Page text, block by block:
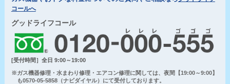
コールへ
グッドライフコール
[受付時間］全日 9:00～19:00
※ガス機器修理・水まわり修理・エアコン修理に関しては、夜間【19:00～9:00】
も0570-05-5858（ナビダイヤル）にて受付しております。